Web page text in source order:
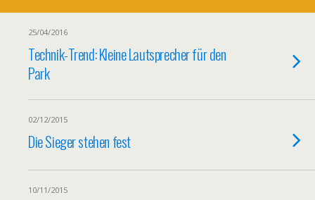
25/04/2016
Technik-Trend: Kleine Lautsprecher für den
Park
02/12/2015
Die Sieger stehen fest
10/11/2015